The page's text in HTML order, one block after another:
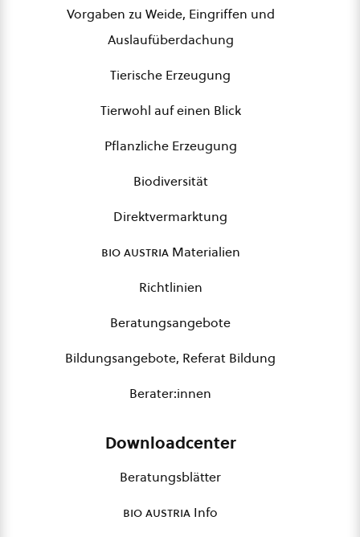
Vorgaben zu Weide, Eingriffen und
Auslaufüberdachung
Tierische Erzeugung
Tierwohl auf einen Blick
Pflanzliche Erzeugung
Biodiversität
Direktvermarktung
bio austriaMaterialien
Richtlinien
Beratungsangebote
Bildungsangebote, Referat Bildung
Berater:innen
Downloadcenter
Beratungsblätter
bio austria Info